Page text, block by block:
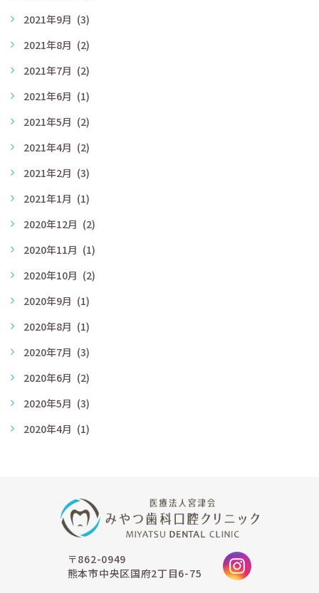
2021年9月 (3)
2021年8月 (2)
2021年7月 (2)
2021年6月 (1)
2021年5月 (2)
2021年4月 (2)
2021年2月 (3)
2021年1月 (1)
2020年12月 (2)
2020年11月 (1)
2020年10月 (2)
2020年9月 (1)
2020年8月 (1)
2020年7月 (3)
2020年6月 (2)
2020年5月 (3)
2020年4月 (1)
〒862-0949
熊本市中央区国府2丁目6-75